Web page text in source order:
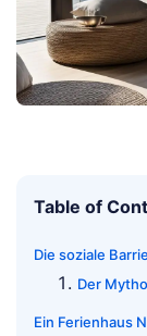
Table of
Die soziale
Der
Ein Ferienhaus